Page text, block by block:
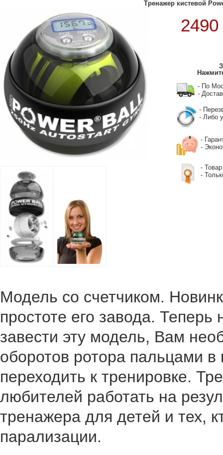
Тренажер кистевой
2490
- По
-
-
- Либо
-
-
- Товар
-
Модель со счетчиком.
простоте его завода.
завести эту модель, Вам
оборотов ротора пальцами
переходить к тренировке.
любителей работать на
тренажера для детей и тех,
парализации.